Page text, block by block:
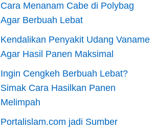
Cara Menanam Cabe di Polybag
Agar Berbuah Lebat
Kendalikan Penyakit Udang Vaname
Agar Hasil Panen Maksimal
Ingin Cengkeh Berbuah Lebat?
Simak Cara Hasilkan Panen
Melimpah
Portalislam.com jadi Sumber